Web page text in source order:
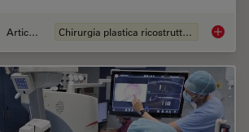
Articolo Chirurgia plastica ricostruttiva A